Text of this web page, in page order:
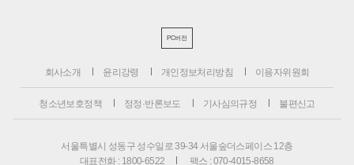
PC버전
회사소개 윤리강령 개인정보처리방침 이용자위원회
청소년보호정책 정정·반론보도 기사심의규정 불편신고
서울특별시 성동구 성수일로 39-34 서울숲더스페이스 12층
대표전화 : 1800-6522
팩스 : 070-4015-8658